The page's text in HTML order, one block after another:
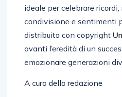
ideale per celebrare
condivisione e sentimenti
distribuito con copyright
avanti l’eredità di un
emozionare generazioni
A cura della redazione